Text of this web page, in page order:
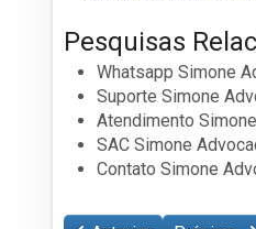
Pesquisas
Whatsapp Simone
Suporte Simone
Atendimento
SAC Simone
Contato Simone